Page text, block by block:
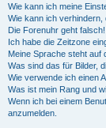
Wie kann ich meine
Wie kann ich
Die Forenuhr geht falsch!
Ich habe die Zeitzone
Meine Sprache steht auf
Was sind das für Bilder,
Wie verwende ich einen
Was ist mein Rang und
Wenn ich bei einem
anzumelden.